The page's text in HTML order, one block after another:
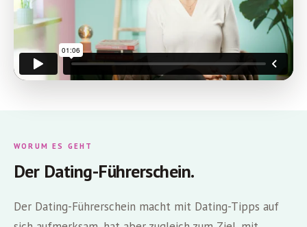
WORUM ES GEHT
Der Dating-Führerschein.
Der Dating-Führerschein macht mit Dating-Tipps auf